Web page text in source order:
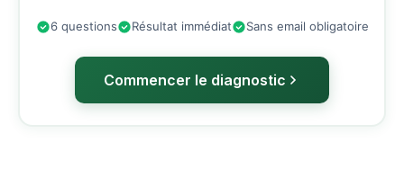
6 questions Résultat immédiat Sans email obligatoire
Commencer le diagnostic